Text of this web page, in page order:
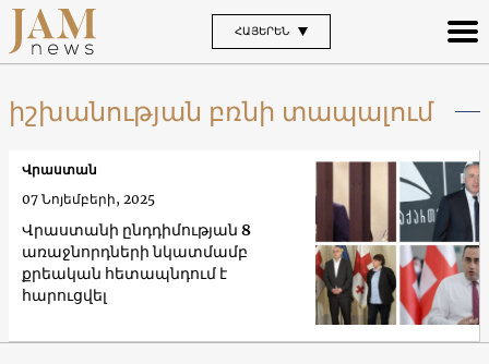
ՀԱՅԵՐԵՆ
իշխանության բռնի տապալում
Վրաստանի ընդդիմության 8
առաջնորդների նկատմամբ
քրեական հետապնդում է
հարուցվել
Վրաստան
07 Նոյեմբերի, 2025